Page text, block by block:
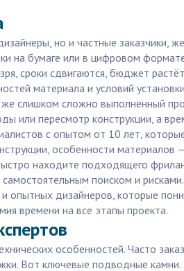
но и частные заказчики,
на бумаге или в цифровом
сроки сдвигаются, бюджет
материала и условий
же слишком сложно выполненный
или пересмотр конструкции, а
с опытом от 10 лет,
особенности материалов
находите подходящего
поиском и
дизайнеров, которые
времени на все этапы проекта.
особенностей. Часто
Вот ключевые подводные